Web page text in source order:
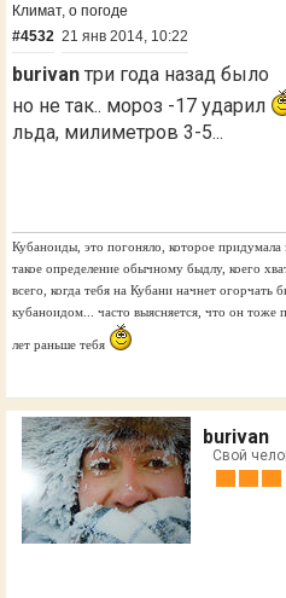
Климат, о погоде
#4532 21 янв 2014, 10:22
burivan три года назад было
но не так.. мороз -17 ударил
льда, милиметров 3-5...
Кубаноиды, это погоняло, которое придумала
такое определение обычному быдлу, коего
всего, когда тебя на Кубани начнет огорчать
кубаноидом... часто выясняется, что он тоже
лет раньше тебя
burivan
Свой